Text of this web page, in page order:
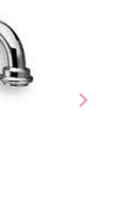
chevron_right